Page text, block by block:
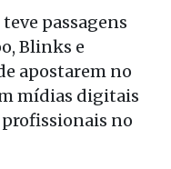
teve passagens
Blinks e
apostarem no
mídias digitais
no